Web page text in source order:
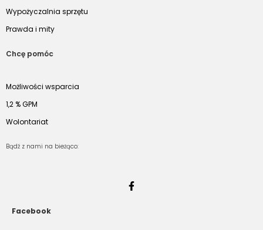
Wypożyczalnia sprzętu
Prawda i mity
Chcę pomóc
Możliwości wsparcia
1,2 % GPM
Wolontariat
Bądź z nami na bieżąco:
Facebook